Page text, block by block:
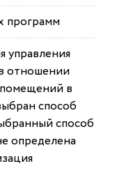
программ
управления
отношении
в
способ
способ
определена